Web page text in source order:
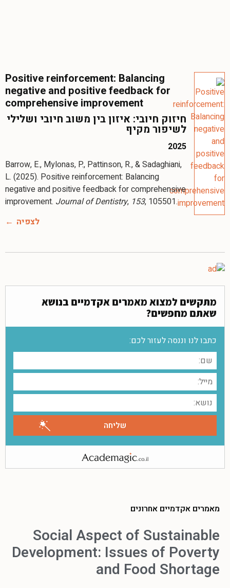
Positive reinforcement: Balancing
negative and positive feedback for
comprehensive improvement
חיזוק חיובי: איזון בין משוב חיובי ושלילי
לשיפור מקיף
2025
Barrow, E., Mylonas, P., Pattinson, R., & Sadaghiani,
L. (2025). Positive reinforcement: Balancing
negative and positive feedback for comprehensive
improvement. Journal of Dentistry, 153, 105501.
לצפיה
מתקשים למצוא מאמרים אקדמיים בנושא
שאתם מחפשים?
כתבו לנו וננסה לעזור לכם:
מאמרים אקדמיים אחרונים
Social Aspect of Sustainable
Development: Issues of Poverty
and Food Shortage